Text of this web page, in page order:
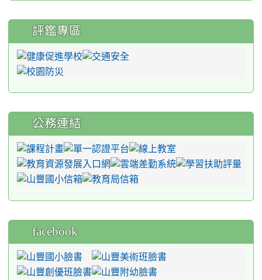
評鑑專區
公務連結
facebook